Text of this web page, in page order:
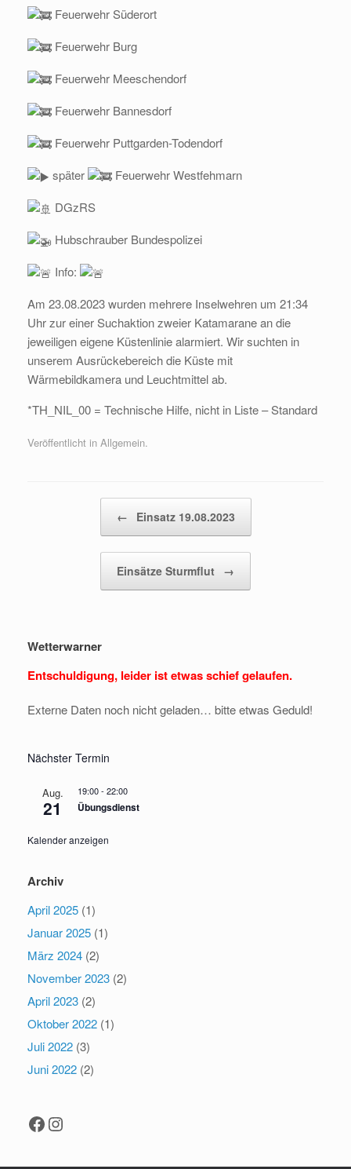
Feuerwehr Süderort
Feuerwehr Burg
Feuerwehr Meeschendorf
Feuerwehr Bannesdorf
Feuerwehr Puttgarden-Todendorf
später
Feuerwehr Westfehmarn
DGzRS
Hubschrauber Bundespolizei
Info:
Am 23.08.2023 wurden mehrere Inselwehren um 21:34
Uhr zur einer Suchaktion zweier Katamarane an die
jeweiligen eigene Küstenlinie alarmiert. Wir suchten in
unserem Ausrückebereich die Küste mit
Wärmebildkamera und Leuchtmittel ab.
*TH_NIL_00 = Technische Hilfe, nicht in Liste – Standard
Veröffentlicht in Allgemein.
← Einsatz 19.08.2023
Einsätze Sturmflut →
Wetterwarner
Entschuldigung, leider ist etwas schief gelaufen.
Externe Daten noch nicht geladen… bitte etwas Geduld!
Nächster Termin
Aug.
21
19:00- 22:00
Übungsdienst
Kalender anzeigen
Archiv
April 2025 (1)
Januar 2025 (1)
März 2024 (2)
November 2023 (2)
April 2023 (2)
Oktober 2022 (1)
Juli 2022 (3)
Juni 2022 (2)
Facebook
Instagram